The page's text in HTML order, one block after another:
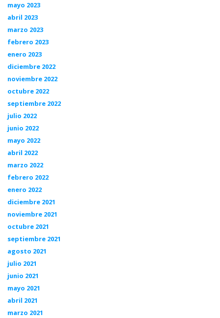
mayo 2023
abril 2023
marzo 2023
febrero 2023
enero 2023
diciembre 2022
noviembre 2022
octubre 2022
septiembre 2022
julio 2022
junio 2022
mayo 2022
abril 2022
marzo 2022
febrero 2022
enero 2022
diciembre 2021
noviembre 2021
octubre 2021
septiembre 2021
agosto 2021
julio 2021
junio 2021
mayo 2021
abril 2021
marzo 2021